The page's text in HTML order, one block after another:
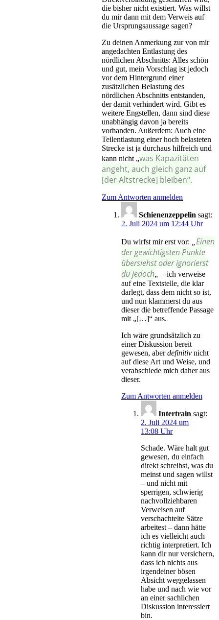
die bisher nicht existiert. Was willst
du mir dann mit dem Verweis auf
die Ursprungsaussage sagen?
Zu deinen Anmerkung zur von mir
angedachten Entlastung des
nördlichen Abschnitts: Alles schön
und gut, mein Vorschlag ist jedoch
vor dem Hintergrund einer
zusätzlichen Belastung des
nördlichen Abschnitts entstanden,
der damit verhindert wird. Gibt es
weitere Engstellen, dann sind diese
unabhängig davon ja bereits
vorhanden. Außerdem: Auch eine
Teilentlastung einer hoch belasteten
Strecke ist ja durchaus hilfreich und
kann nicht „was Kapazitäten
angeht, auch gleich ganz auf
[der Altstrecke] bleiben“.
Zum Antworten anmelden
Schienenzeppelin sagt:
2. Juli 2024 um 12:44 Uhr
Du wirfst mir erst vor:
Einen
der gewichtigsten Punkte
übersiehst oder ignorierst
du jedoch
– ich verweise
auf eine Textstelle, die klar
darlegt, dass dem nicht so ist,
und nun klammerst du aus
dieser die betreffende Passage
mit „[…]“ aus.
Ich wäre grundsätzlich zu
einer Diskussion bereit
gewesen, aberdefinitiv nicht
auf diese Art und Weise, und
verabschiede mich daher aus
dieser.
Zum Antworten anmelden
Intertrain sagt:
2. Juli 2024 um
13:08 Uhr
Schade. Wäre halt gut
gewesen, du einfach
direkt schreibst, was du
meinst und sagen willst
– und nicht mit
sperrigen, schwierig
nachvollziehbaren
Verweisen auf
verschachtelte Sätze
arbeitest – dann hätte
ich es vielleicht auch
richtig interpretiert. Ich
kann dir nur versichern,
dass ich nichts aus
irgendeiner bösen
Absicht weggelassen
habe und nach wie vor
an einer sachlichen
Diskussion interessiert
bin.